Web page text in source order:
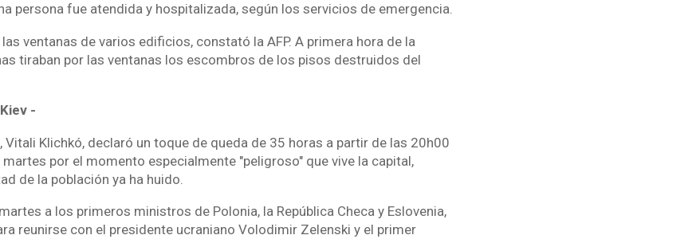
persona fue atendida y hospitalizada, según los servicios de emergencia.
ventanas de varios edificios, constató la AFP. A primera hora de la
tiraban por las ventanas los escombros de los pisos destruidos del
-
Vitali Klichkó, declaró un toque de queda de 35 horas a partir de las 20h00
por el momento especialmente "peligroso" que vive la capital,
de la población ya ha huido.
a los primeros ministros de Polonia, la República Checa y Eslovenia,
reunirse con el presidente ucraniano Volodimir Zelenski y el primer